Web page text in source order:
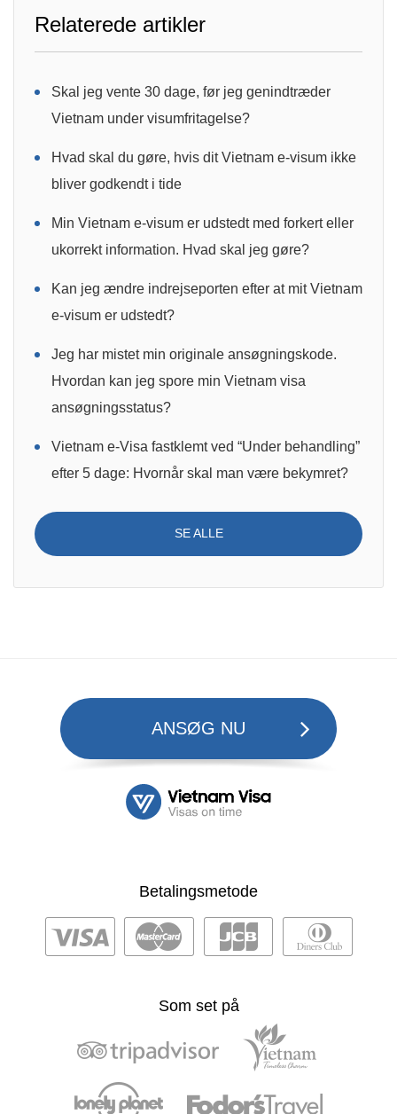
Relaterede artikler
Skal jeg vente 30 dage, før jeg genindtræder
Vietnam under visumfritagelse?
Hvad skal du gøre, hvis dit Vietnam e-visum ikke
bliver godkendt i tide
Min Vietnam e-visum er udstedt med forkert eller
ukorrekt information. Hvad skal jeg gøre?
Kan jeg ændre indrejseporten efter at mit Vietnam
e-visum er udstedt?
Jeg har mistet min originale ansøgningskode.
Hvordan kan jeg spore min Vietnam visa
ansøgningsstatus?
Vietnam e-Visa fastklemt ved “Under behandling”
efter 5 dage: Hvornår skal man være bekymret?
SE ALLE
ANSØG NU
Betalingsmetode
Som set på